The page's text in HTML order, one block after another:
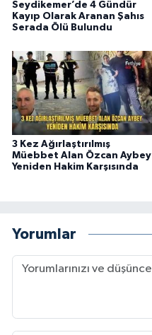
Seydikemer’de 4 Gündür
Kayıp Olarak Aranan Şahıs
Serada Ölü Bulundu
3 Kez Ağırlaştırılmış
Müebbet Alan Özcan Aybey
Yeniden Hakim Karşısında
Yorumlar